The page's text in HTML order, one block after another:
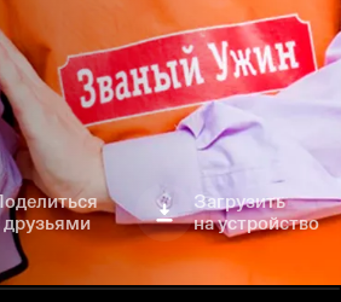
друзьями
Загрузить
на устройство